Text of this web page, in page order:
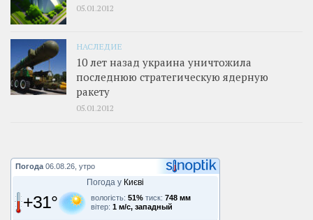
05.01.2012
НАСЛЕДИЕ
10 лет назад украина уничтожила
последнюю стратегическую ядерную
ракету
05.01.2012
Погода 06.08.26, утро
Погода у Києві
+31° вологість: 51% тиск: 748 мм
вітер: 1 м/с, западный